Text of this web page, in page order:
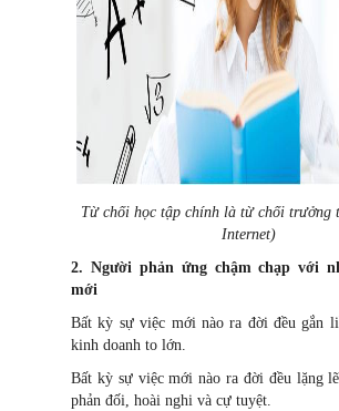
Từ chối học tập chính là từ chối trưởng
Internet)
2. Người phản ứng chậm chạp với
mới
Bất kỳ sự việc mới nào ra đời đều gắn
kinh doanh to lớn.
Bất kỳ sự việc mới nào ra đời đều lặng
phản đối, hoài nghi và cự tuyệt.